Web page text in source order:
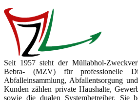
Seit 1957 steht der Müllabhol-
Bebra- (MZV) für professionelle
Abfalleinsammlung, Abfallentsorgung
Kunden zählen private Haushalte,
sowie die dualen Systembetreiber. Sie